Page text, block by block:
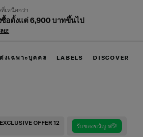
เหนือกว่า
ซื้อตั้งแต่ 6,900 บาทขึ้นไป
ย!
งเฉพาะบุคคล LABELS DISCOVER
EXCLUSIVE OFFER 12 รับของขวัญ ฟรี!